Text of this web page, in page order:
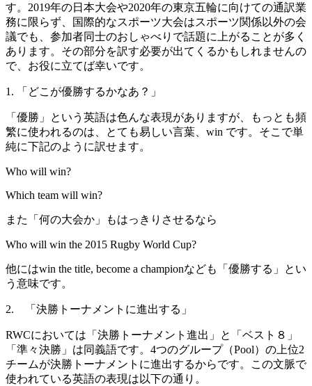
す。2019年の日本大会や2020年の東京五輪に向けての通訳業
務に限らず、国際的なスポーツ大会はスポーツ関係以外の会
議でも、参加者同士のおしゃべりで話題に上がることが多く
あります。その部分を訳す必要が出てくるかもしれませんの
で、お役に立てば幸いです。
1. 「どこが優勝するかなあ？」
「優勝」という英語は色んな表現がありますが、もっとも頻
繁に使われるのは、とても易しい言葉、win です。そこで単
純に下記のように訳せます。
Who will win?
Which team will win?
また「何の大会か」もはっきりさせるなら
Who will win the 2015 Rugby World Cup?
他にはwin the title, become a championなども「優勝する」とい
う意味です。
2. 「決勝トーナメントに進出する」
RWCにおいては「決勝トーナメント進出」と「ベスト８」
「準々決勝」は同義語です。4つのグループ（Pool）の上位2
チームが決勝トーナメントに進出するからです。この文脈で
使われている英語の表現は以下の通り。